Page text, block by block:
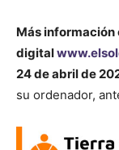
Más información
digital
24 de abril de
su ordenador,